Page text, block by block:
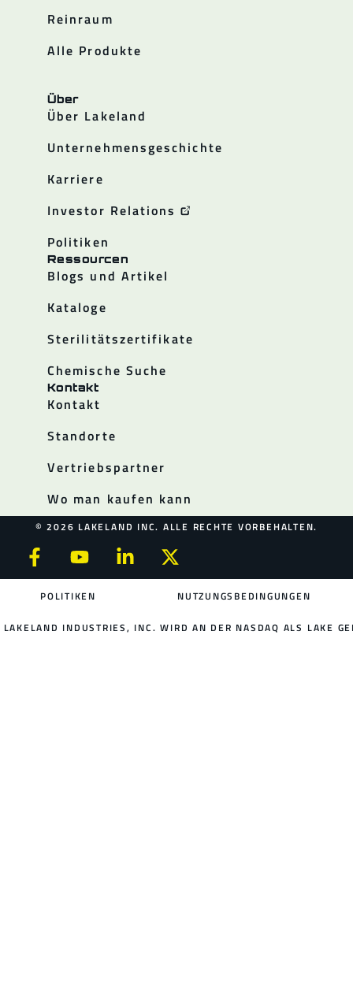
Reinraum
Alle Produkte
Über
Über Lakeland
Unternehmensgeschichte
Karriere
Investor Relations
Politiken
Ressourcen
Blogs und Artikel
Kataloge
Sterilitätszertifikate
Chemische Suche
Kontakt
Kontakt
Standorte
Vertriebspartner
Wo man kaufen kann
© 2026 LAKELAND INC. ALLE RECHTE VORBEHALTEN.
POLITIKEN NUTZUNGSBEDINGUNGEN
LAKELAND INDUSTRIES, INC. WIRD AN DER NASDAQ ALS LAKE